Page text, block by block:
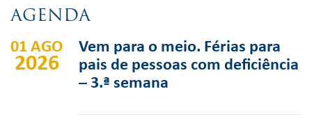
AGENDA
01 AGO
2026
Vem para o meio. Férias para
pais de pessoas com deficiência
– 3.ª semana